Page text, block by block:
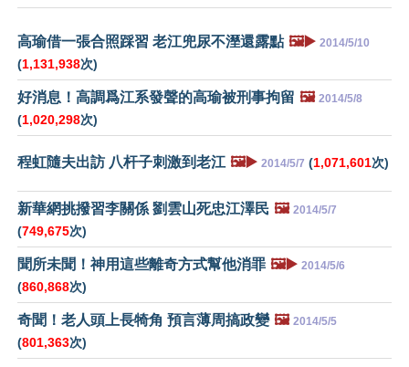
高瑜借一張合照踩習 老江兜尿不溼還露點 🖼️▶️ 2014/5/10
(1,131,938次)
好消息！高調爲江系發聲的高瑜被刑事拘留 🖼️ 2014/5/8
(1,020,298次)
程虹隨夫出訪 八杆子刺激到老江 🖼️▶️ 2014/5/7 (1,071,601次)
新華網挑撥習李關係 劉雲山死忠江澤民 🖼️ 2014/5/7
(749,675次)
聞所未聞！神用這些離奇方式幫他消罪 🖼️▶️ 2014/5/6
(860,868次)
奇聞！老人頭上長犄角 預言薄周搞政變 🖼️ 2014/5/5
(801,363次)